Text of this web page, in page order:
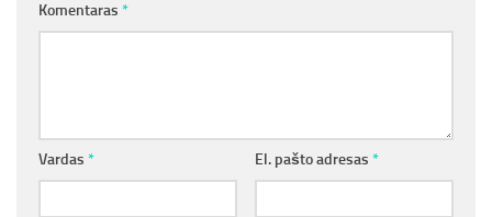
Komentaras *
Vardas * El. pašto adresas *